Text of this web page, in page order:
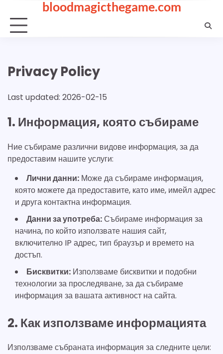
content
bloodmagicthegame.com
Privacy Policy
Last updated: 2026-02-15
1. Информация, която събираме
Ние събираме различни видове информация, за да
предоставим нашите услуги:
Лични данни: Може да събираме информация,
която можете да предоставите, като име, имейл адрес
и друга контактна информация.
Данни за употреба:Събираме информация за
начина, по който използвате нашия сайт,
включително IP адрес, тип браузър и времето на
достъп.
Бисквитки: Използваме бисквитки и подобни
технологии за проследяване, за да събираме
информация за вашата активност на сайта.
2. Как използваме информацията
Използваме събраната информация за следните цели: